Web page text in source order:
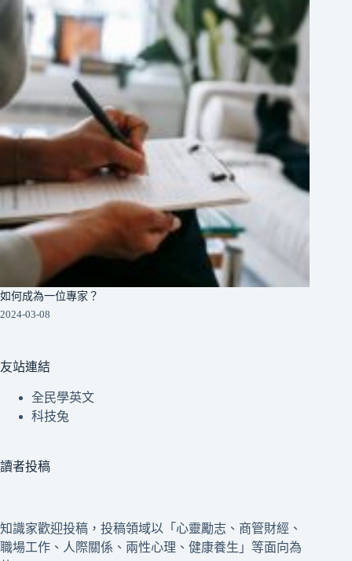
如何成為一位專家？
2024-03-08
友站連結
全民學英文
科技兔
讀者投稿
知識家歡迎投稿，投稿領域以「心靈勵志、商管財經、
職場工作、人際關係、兩性心理、健康養生」等面向為